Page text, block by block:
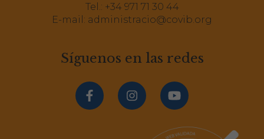
Tel.: +34 971 71 30 44
E-mail: administracio@covib.org
Síguenos en las redes